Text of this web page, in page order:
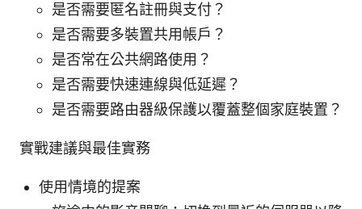
是否需要匿名註冊與支付？
是否需要多裝置共用帳戶？
是否常在公共網路使用？
是否需要快速連線與低延遲？
是否需要路由器級保護以覆蓋整個家庭裝置？
實戰建議與最佳實務
使用情境的提案